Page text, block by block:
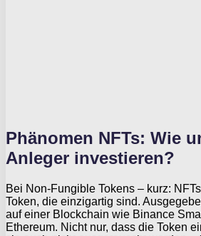
Phänomen NFTs: Wie
Anleger investieren?
Bei Non-Fungible Tokens – kurz:
Token, die einzigartig sind.
auf einer Blockchain wie Binance
Ethereum. Nicht nur, dass die Token